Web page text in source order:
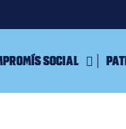
Social